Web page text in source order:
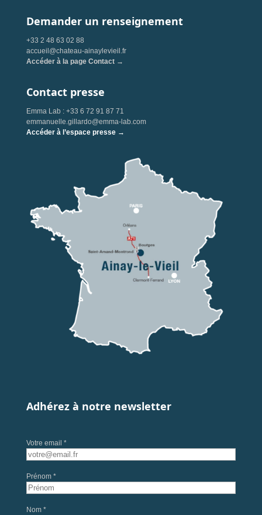
Demander un renseignement
+33 2 48 63 02 88
accueil@chateau-ainaylevieil.fr
Accéder à la page Contact →
Contact presse
Emma Lab : +33 6 72 91 87 71
emmanuelle.gillardo@emma-lab.com
Accéder à l’espace presse →
Adhérez à notre newsletter
Votre email *
Prénom *
Nom *